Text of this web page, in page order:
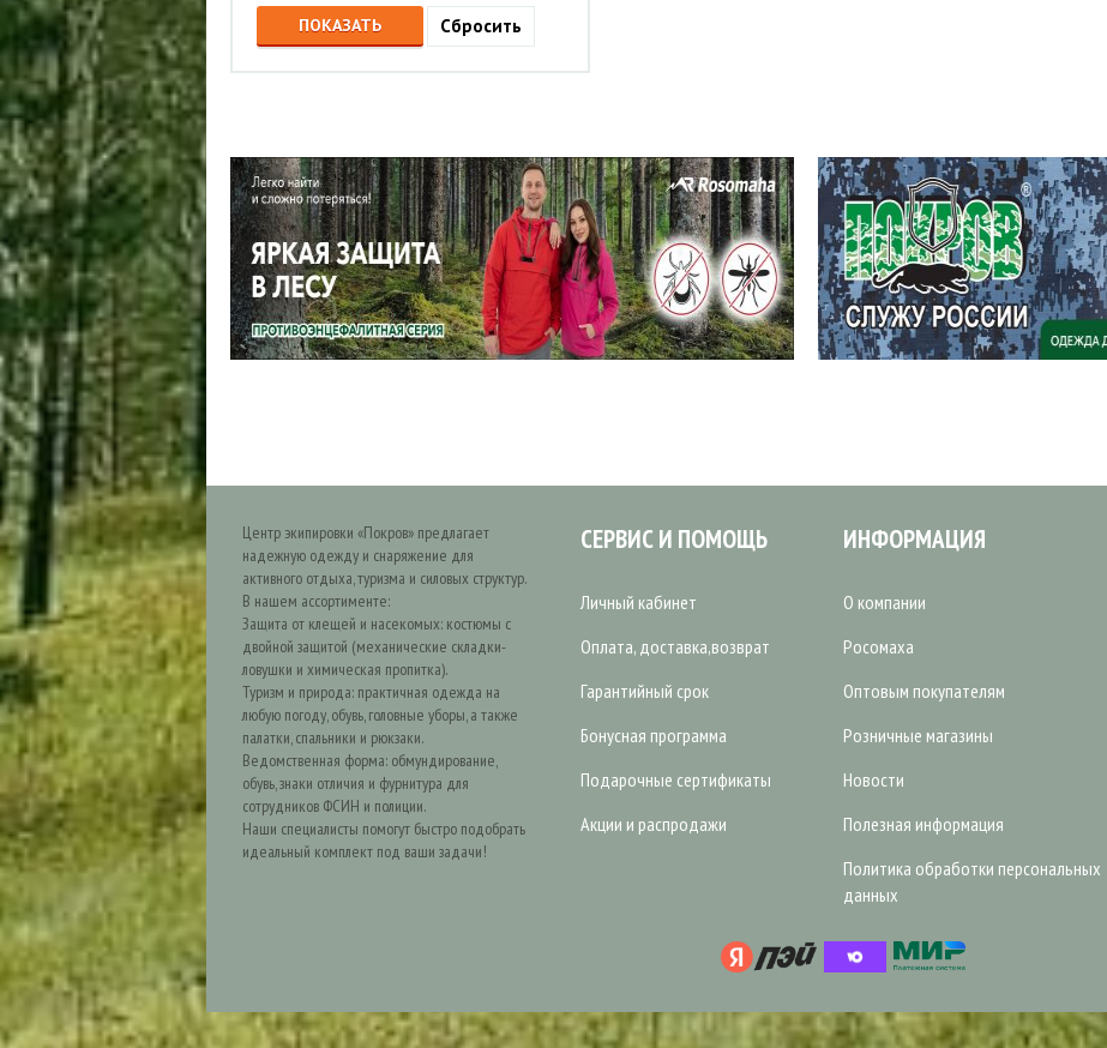
Центр экипировки «Покров» предлагает
надежную одежду и снаряжение для
активного отдыха, туризма и силовых структур.
В нашем ассортименте:
Защита от клещей и насекомых: костюмы с
двойной защитой (механические складки-
ловушки и химическая пропитка).
Туризм и природа: практичная одежда на
любую погоду, обувь, головные уборы, а также
палатки, спальники и рюкзаки.
Ведомственная форма: обмундирование,
обувь, знаки отличия и фурнитура для
сотрудников ФСИН и полиции.
Наши специалисты помогут быстро подобрать
идеальный комплект под ваши задачи!
СЕРВИС И ПОМОЩЬ
Личный кабинет
Оплата, доставка,возврат
Гарантийный срок
Бонусная программа
Подарочные сертификаты
Акции и распродажи
ИНФОРМАЦИЯ
О компании
Росомаха
Оптовым покупателям
Розничные магазины
Новости
Полезная информация
Политика обработки персональных
данных